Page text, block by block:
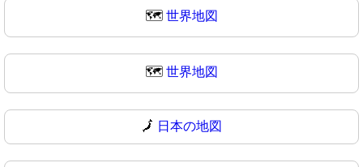
🗺️ 世界地図
🗺 世界地図
🗾 日本の地図